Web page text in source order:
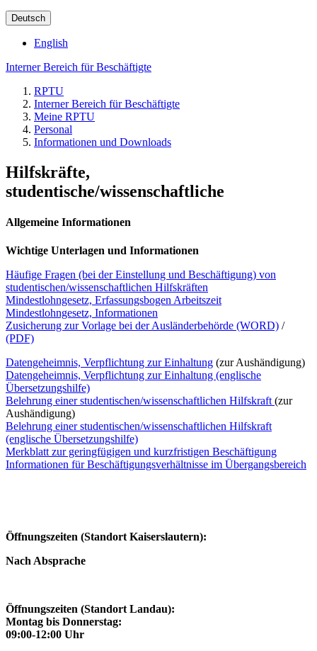
Deutsch
English
Interner Bereich für Beschäftigte
RPTU
Interner Bereich für Beschäftigte
Meine RPTU
Personal
Informationen und Downloads
Hilfskräfte,
studentische/wissenschaftliche
Allgemeine Informationen
Wichtige Unterlagen und Informationen
Häufige Fragen (bei der Einstellung und Beschäftigung) von
studentischen/wissenschaftlichen Hilfskräften
Mindestlohngesetz, Erfassungsbogen Arbeitszeit
Mindestlohngesetz, Informationen
Zusicherung zur Vorlage bei der Ausländerbehörde (WORD) /
(PDF)
Datengeheimnis, Verpflichtung zur Einhaltung (zur Aushändigung)
Datengeheimnis, Verpflichtung zur Einhaltung (englische
Übersetzungshilfe)
Belehrung einer studentischen/wissenschaftlichen Hilfskraft (zur
Aushändigung)
Belehrung einer studentischen/wissenschaftlichen Hilfskraft
(englische Übersetzungshilfe)
Merkblatt zur geringfügigen und kurzfristigen Beschäftigung
Informationen für Beschäftigungsverhältnisse im Übergangsbereich
Öffnungszeiten (Standort Kaiserslautern):
Nach Absprache
Öffnungszeiten (Standort Landau):
Montag bis Donnerstag:
09:00-12:00 Uhr